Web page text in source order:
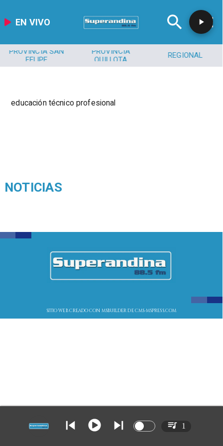
EN VIVO
PROVINCIA SAN
FELIPE
PROVINCIA
QUILLOTA
REGIONAL
educación técnico profesional
NOTICIAS
SITIO WEB CREADO CON MSBUILDER DE CMS-MSPRESS.COM
1